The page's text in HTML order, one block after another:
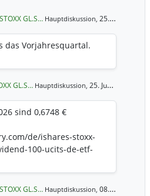
GL.S… Hauptdiskussion, 25. Jun 15:47 Uhr
das Vorjahresquartal.
GL.S… Hauptdiskussion, 25. Jun 11:57 Uhr
sind 0,6748 €
de/ishares-stoxx-
100-ucits-de-etf-
GL.S… Hauptdiskussion, 08.04.2026 15:03 Uhr